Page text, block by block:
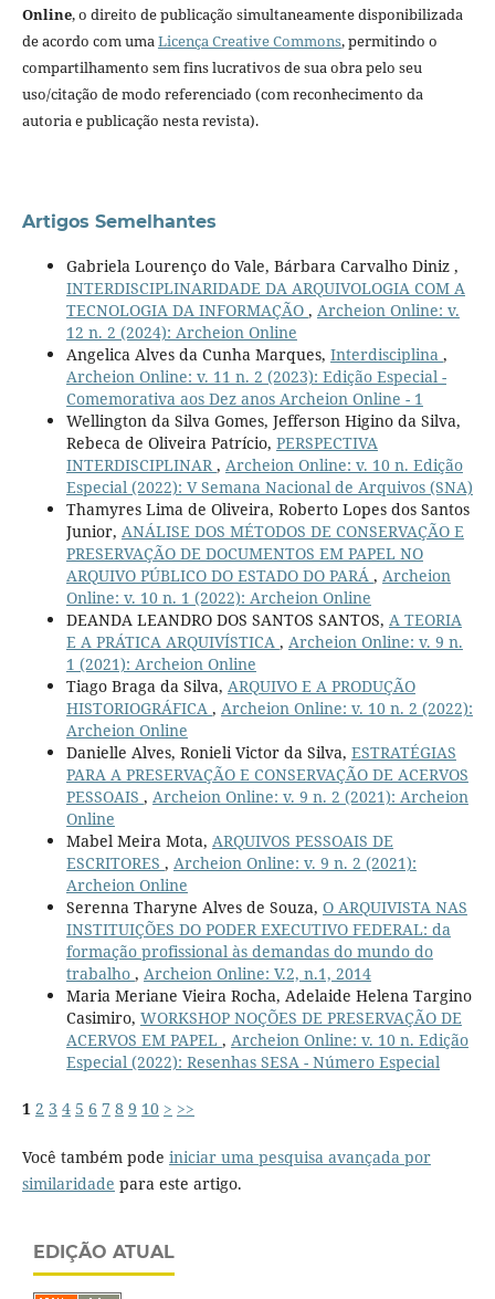
Online, o direito de publicação simultaneamente disponibilizada
de acordo com umaLicença Creative Commons, permitindo o
compartilhamento sem fins lucrativos de sua obra pelo seu
uso/citação de modo referenciado (com reconhecimento da
autoria e publicação nesta revista).
Artigos Semelhantes
Gabriela Lourenço do Vale, Bárbara Carvalho Diniz ,
INTERDISCIPLINARIDADE DA ARQUIVOLOGIA COM A
TECNOLOGIA DA INFORMAÇÃO , Archeion Online: v.
12 n. 2 (2024): Archeion Online
Angelica Alves da Cunha Marques, Interdisciplina ,
Archeion Online: v. 11 n. 2 (2023): Edição Especial -
Comemorativa aos Dez anos Archeion Online - 1
Wellington da Silva Gomes, Jefferson Higino da Silva,
Rebeca de Oliveira Patrício, PERSPECTIVA
INTERDISCIPLINAR, Archeion Online: v. 10 n. Edição
Especial (2022): V Semana Nacional de Arquivos (SNA)
Thamyres Lima de Oliveira, Roberto Lopes dos Santos
Junior, ANÁLISE DOS MÉTODOS DE CONSERVAÇÃO E
PRESERVAÇÃO DE DOCUMENTOS EM PAPEL NO
ARQUIVO PÚBLICO DO ESTADO DO PARÁ , Archeion
Online: v. 10 n. 1 (2022): Archeion Online
DEANDA LEANDRO DOS SANTOS SANTOS, A TEORIA
E A PRÁTICA ARQUIVÍSTICA , Archeion Online: v. 9 n.
1 (2021): Archeion Online
Tiago Braga da Silva, ARQUIVO E A PRODUÇÃO
HISTORIOGRÁFICA , Archeion Online: v. 10 n. 2 (2022):
Archeion Online
Danielle Alves, Ronieli Victor da Silva, ESTRATÉGIAS
PARA A PRESERVAÇÃO E CONSERVAÇÃO DE ACERVOS
PESSOAIS , Archeion Online: v. 9 n. 2 (2021): Archeion
Online
Mabel Meira Mota, ARQUIVOS PESSOAIS DE
ESCRITORES , Archeion Online: v. 9 n. 2 (2021):
Archeion Online
Serenna Tharyne Alves de Souza, O ARQUIVISTA NAS
INSTITUIÇÕES DO PODER EXECUTIVO FEDERAL: da
formação profissional às demandas do mundo do
trabalho , Archeion Online: V.2, n.1, 2014
Maria Meriane Vieira Rocha, Adelaide Helena Targino
Casimiro, WORKSHOP NOÇÕES DE PRESERVAÇÃO DE
ACERVOS EM PAPEL , Archeion Online: v. 10 n. Edição
Especial (2022): Resenhas SESA - Número Especial
1 2 3 4 5 6 7 8 9 10 > >>
Você também pode iniciar uma pesquisa avançada por
similaridade para este artigo.
EDIÇÃO ATUAL